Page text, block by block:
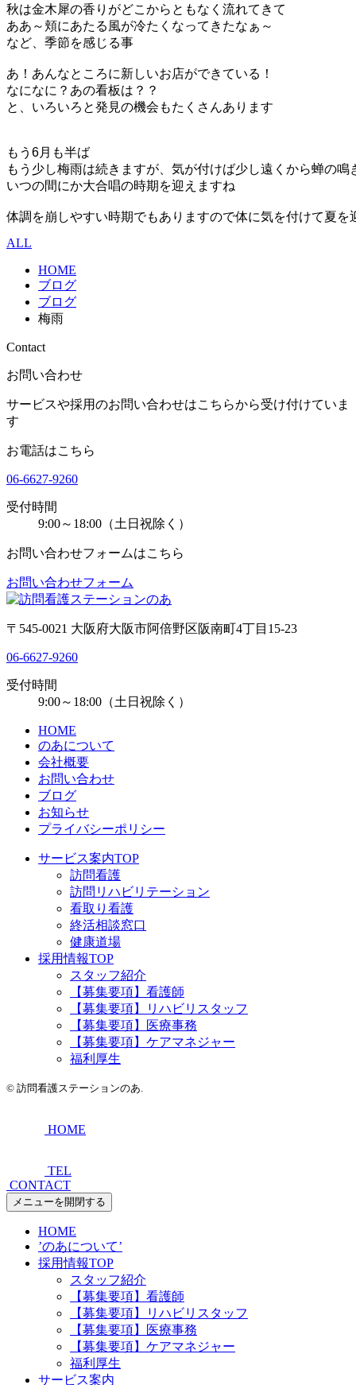
秋は金木犀の香りがどこからともなく流れてきて
ああ～頬にあたる風が冷たくなってきたなぁ～
など、季節を感じる事
あ！あんなところに新しいお店ができている！
なになに？あの看板は？？
と、いろいろと発見の機会もたくさんあります
もう6月も半ば
もう少し梅雨は続きますが、気が付けば少し遠くから蝉の鳴
いつの間にか大合唱の時期を迎えますね
体調を崩しやすい時期でもありますので体に気を付けて夏を
ALL
HOME
ブログ
ブログ
梅雨
Contact
お問い合わせ
サービスや採用のお問い合わせはこちらから受け付けていま
す
お電話はこちら
06-6627-9260
受付時間
9:00～18:00（土日祝除く）
お問い合わせフォームはこちら
お問い合わせフォーム
〒545-0021 大阪府大阪市阿倍野区阪南町4丁目15-23
06-6627-9260
受付時間
9:00～18:00（土日祝除く）
HOME
のあについて
会社概要
お問い合わせ
ブログ
お知らせ
プライバシーポリシー
サービス案内TOP
訪問看護
訪問リハビリテーション
看取り看護
終活相談窓口
健康道場
採用情報TOP
スタッフ紹介
【募集要項】看護師
【募集要項】リハビリスタッフ
【募集要項】医療事務
【募集要項】ケアマネジャー
福利厚生
© 訪問看護ステーションのあ.
HOME
TEL
CONTACT
メニューを開閉する
HOME
’のあについて’
採用情報TOP
スタッフ紹介
【募集要項】看護師
【募集要項】リハビリスタッフ
【募集要項】医療事務
【募集要項】ケアマネジャー
福利厚生
サービス案内